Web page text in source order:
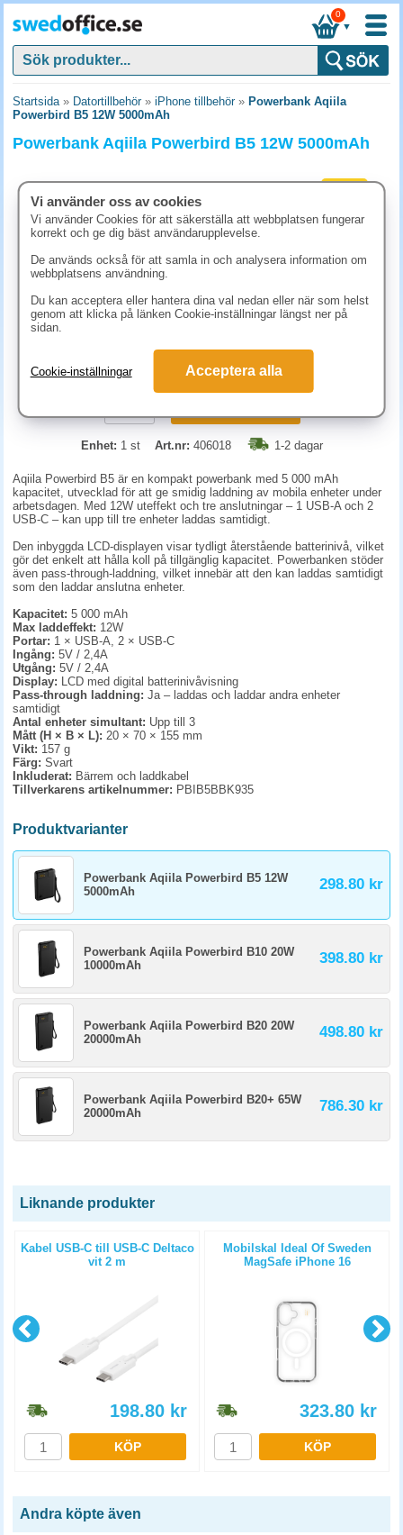
▼
0
Startsida» Datortillbehör» iPhone tillbehör» Powerbank Aqiila
Powerbird B5 12W 5000mAh
Powerbank Aqiila Powerbird B5 12W 5000mAh
298.80 kr (inkl. moms)
Enhet: 1 st Art.nr: 406018 1-2 dagar
Aqiila Powerbird B5 är en kompakt powerbank med 5 000 mAh
kapacitet, utvecklad för att ge smidig laddning av mobila enheter under
arbetsdagen. Med 12W uteffekt och tre anslutningar – 1 USB-A och 2
USB-C – kan upp till tre enheter laddas samtidigt.
Den inbyggda LCD-displayen visar tydligt återstående batterinivå, vilket
gör det enkelt att hålla koll på tillgänglig kapacitet. Powerbanken stöder
även pass-through-laddning, vilket innebär att den kan laddas samtidigt
som den laddar anslutna enheter.
Kapacitet: 5 000 mAh
Max laddeffekt: 12W
Portar: 1 × USB-A, 2 × USB-C
Ingång: 5V / 2,4A
Utgång: 5V / 2,4A
Display: LCD med digital batterinivåvisning
Pass-through laddning: Ja – laddas och laddar andra enheter
samtidigt
Antal enheter simultant: Upp till 3
Mått (H × B × L): 20 × 70 × 155 mm
Vikt: 157 g
Färg: Svart
Inkluderat: Bärrem och laddkabel
Tillverkarens artikelnummer: PBIB5BBK935
Produktvarianter
Powerbank Aqiila Powerbird B5 12W
5000mAh
298.80 kr
Powerbank Aqiila Powerbird B10 20W
10000mAh
398.80 kr
Powerbank Aqiila Powerbird B20 20W
20000mAh
498.80 kr
Powerbank Aqiila Powerbird B20+ 65W
20000mAh
786.30 kr
Liknande produkter
Kabel USB-C till USB-C Deltaco
vit 2 m
198.80 kr
KÖP
Mobilskal Ideal Of Sweden
MagSafe iPhone 16
323.80 kr
KÖP
Andra köpte även
Vi använder oss av cookies
Vi använder Cookies för att säkerställa att webbplatsen fungerar
korrekt och ge dig bäst användarupplevelse.
De används också för att samla in och analysera information om
webbplatsens användning.
Du kan acceptera eller hantera dina val nedan eller när som helst
genom att klicka på länken Cookie-inställningar längst ner på
sidan.
Cookie-inställningar Acceptera alla